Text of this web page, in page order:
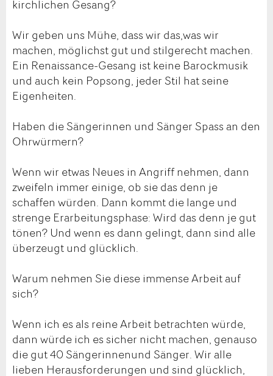
kirchlichen Gesang?
Wir geben uns Mühe, dass wir das,was wir
machen, möglichst gut und stilgerecht machen.
Ein Renaissance-Gesang ist keine Barockmusik
und auch kein Popsong, jeder Stil hat seine
Eigenheiten.
Haben die Sängerinnen und Sänger Spass an den
Ohrwürmern?
Wenn wir etwas Neues in Angriff nehmen, dann
zweifeln immer einige, ob sie das denn je
schaffen würden. Dann kommt die lange und
strenge Erarbeitungsphase: Wird das denn je gut
tönen? Und wenn es dann gelingt, dann sind alle
überzeugt und glücklich.
Warum nehmen Sie diese immense Arbeit auf
sich?
Wenn ich es als reine Arbeit betrachten würde,
dann würde ich es sicher nicht machen, genauso
die gut 40 Sängerinnenund Sänger. Wir alle
lieben Herausforderungen und sind glücklich,